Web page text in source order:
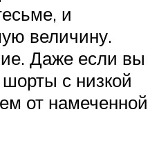
и
величину.
Даже если вы
с низкой
от намеченной